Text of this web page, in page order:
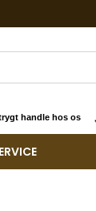
handle hos os